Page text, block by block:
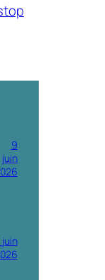
9
juin
juin